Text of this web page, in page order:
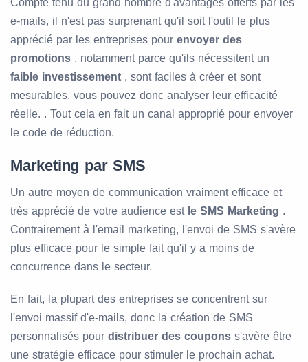
Compte tenu du grand nombre d'avantages offerts par les
e-mails, il n'est pas surprenant qu'il soit l'outil le plus
apprécié par les entreprises pour envoyer des
promotions , notamment parce qu'ils nécessitent un
faible investissement , sont faciles à créer et sont
mesurables, vous pouvez donc analyser leur efficacité
réelle. . Tout cela en fait un canal approprié pour envoyer
le code de réduction.
Marketing par SMS
Un autre moyen de communication vraiment efficace et
très apprécié de votre audience est le SMS Marketing .
Contrairement à l'email marketing, l'envoi de SMS s'avère
plus efficace pour le simple fait qu'il y a moins de
concurrence dans le secteur.
En fait, la plupart des entreprises se concentrent sur
l'envoi massif d'e-mails, donc la création de SMS
personnalisés pour distribuer des coupons s'avère être
une stratégie efficace pour stimuler le prochain achat.